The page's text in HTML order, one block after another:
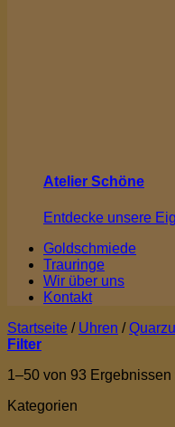
Atelier Schöne
Entdecke unsere
Goldschmiede
Trauringe
Wir über uns
Kontakt
Startseite / Uhren /
Filter
1–50 von 93
Kategorien